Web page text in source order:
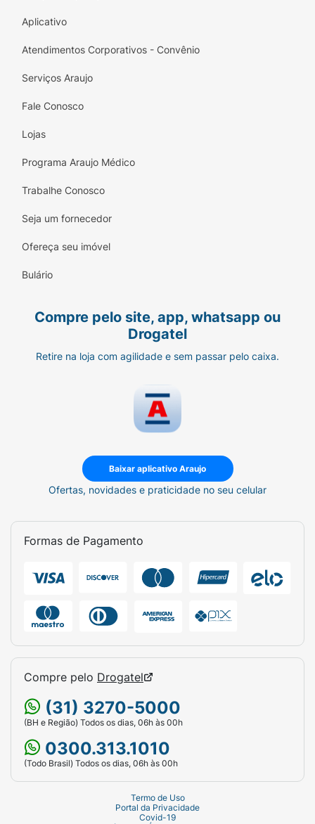
Aplicativo
Atendimentos Corporativos - Convênio
Serviços Araujo
Fale Conosco
Lojas
Programa Araujo Médico
Trabalhe Conosco
Seja um fornecedor
Ofereça seu imóvel
Bulário
Compre pelo site, app, whatsapp ou
Drogatel
Retire na loja com agilidade e sem passar pelo caixa.
Baixar aplicativo Araujo
Ofertas, novidades e praticidade no seu celular
Formas de Pagamento
Compre pelo Drogatel
(31) 3270-5000
(BH e Região) Todos os dias, 06h às 00h
0300.313.1010
(Todo Brasil) Todos os dias, 06h às 00h
Termo de Uso
Portal da Privacidade
Covid-19